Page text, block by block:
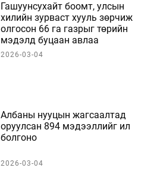
Гашуунсухайт боомт, улсын
хилийн зурваст хууль зөрчиж
олгосон 66 га газрыг төрийн
мэдэлд буцаан авлаа
2026-03-04
Албаны нууцын жагсаалтад
оруулсан 894 мэдээллийг ил
болгоно
2026-03-04